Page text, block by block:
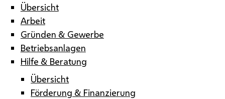
Übersicht
Arbeit
Gründen & Gewerbe
Betriebsanlagen
Hilfe & Beratung
Übersicht
Förderung & Finanzierung